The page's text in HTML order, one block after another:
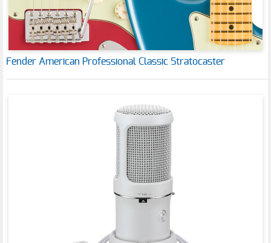
Fender American Professional Classic Stratocaster